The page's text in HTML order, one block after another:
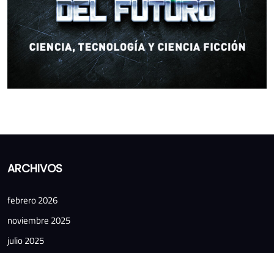
ARCHIVOS
febrero 2026
noviembre 2025
julio 2025